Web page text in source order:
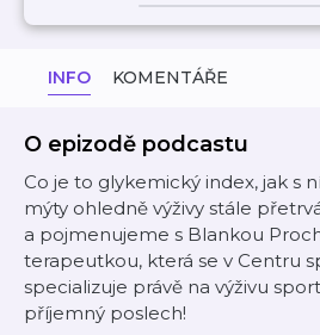
INFO KOMENTÁŘE
O epizodě podcastu
Co je to glykemický index, jak s
mýty ohledně výživy stále
a pojmenujeme s Blankou
terapeutkou, která se v Centru
specializuje právě na výživu
příjemný poslech!